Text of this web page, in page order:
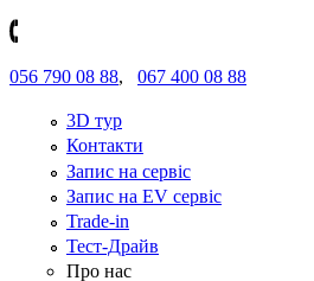
056 790 08 88, 067 400 08 88
3D тур
Контакти
Запис на сервіс
Запис на EV сервіс
Trade-in
Тест-Драйв
Про нас